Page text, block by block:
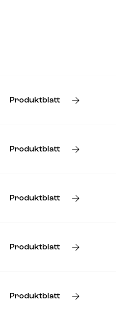
Produktblatt
Produktblatt
Produktblatt
Produktblatt
Produktblatt